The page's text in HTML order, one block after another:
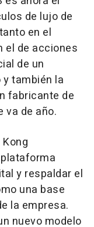
de lujo de
en el
el de acciones
de un
también la
fabricante de
va de año.
Kong
plataforma
y respaldar el
una base
la empresa.
nuevo modelo